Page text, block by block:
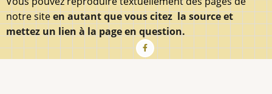
notre siteen autant que vous citez la source et
mettez un lien à la page en question.